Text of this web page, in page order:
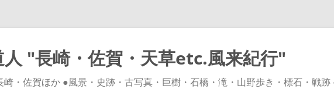
"長崎・佐賀・天草etc.風来紀行"
・佐賀ほか ●風景・史跡・古写真・巨樹・石橋・滝・山野歩き・標石・戦跡